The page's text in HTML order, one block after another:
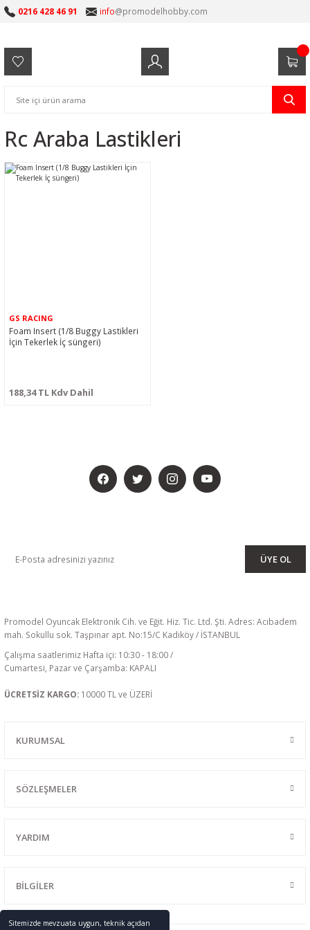
Sitemizde mevzuata uygun, teknik açıdan
0216 428 46 91 info@promodelhobby.com
Rc Araba Lastikleri
GS RACING
Foam Insert (1/8 Buggy Lastikleri
İçin Tekerlek İç süngeri)
188,34 TL Kdv Dahil
ÜYE OL
Promodel Oyuncak Elektronik Cih. ve Eğit. Hiz. Tic. Ltd. Şti. Adres: Acıbadem
mah. Sokullu sok. Taşpınar apt. No:15/C Kadıköy / İSTANBUL
Çalışma saatlerimiz Hafta içi: 10:30 - 18:00 /
Cumartesi, Pazar ve Çarşamba: KAPALI
ÜCRETSİZ KARGO: 10000 TL ve ÜZERİ
KURUMSAL
SÖZLEŞMELER
YARDIM
BİLGİLER